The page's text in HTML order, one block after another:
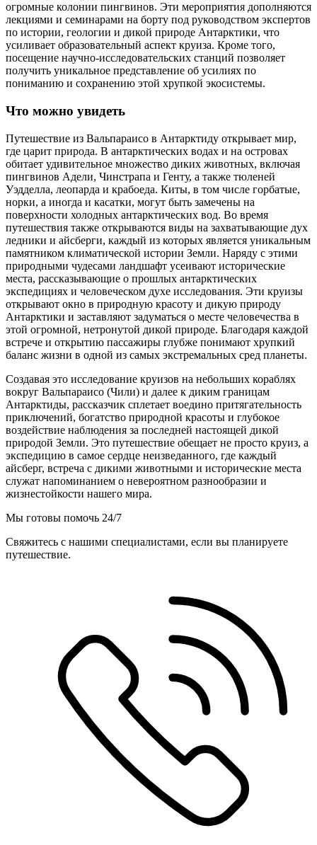
огромные колонии пингвинов. Эти мероприятия дополняются
лекциями и семинарами на борту под руководством экспертов
по истории, геологии и дикой природе Антарктики, что
усиливает образовательный аспект круиза. Кроме того,
посещение научно-исследовательских станций позволяет
получить уникальное представление об усилиях по
пониманию и сохранению этой хрупкой экосистемы.
Что можно увидеть
Путешествие из Вальпараисо в Антарктиду открывает мир,
где царит природа. В антарктических водах и на островах
обитает удивительное множество диких животных, включая
пингвинов Адели, Чинстрапа и Генту, а также тюленей
Уэдделла, леопарда и крабоеда. Киты, в том числе горбатые,
норки, а иногда и касатки, могут быть замечены на
поверхности холодных антарктических вод. Во время
путешествия также открываются виды на захватывающие дух
ледники и айсберги, каждый из которых является уникальным
памятником климатической истории Земли. Наряду с этими
природными чудесами ландшафт усеивают исторические
места, рассказывающие о прошлых антарктических
экспедициях и человеческом духе исследования. Эти круизы
открывают окно в природную красоту и дикую природу
Антарктики и заставляют задуматься о месте человечества в
этой огромной, нетронутой дикой природе. Благодаря каждой
встрече и открытию пассажиры глубже понимают хрупкий
баланс жизни в одной из самых экстремальных сред планеты.
Создавая это исследование круизов на небольших кораблях
вокруг Вальпараисо (Чили) и далее к диким границам
Антарктиды, рассказчик сплетает воедино притягательность
приключений, богатство природной красоты и глубокое
воздействие наблюдения за последней настоящей дикой
природой Земли. Это путешествие обещает не просто круиз, а
экспедицию в самое сердце неизведанного, где каждый
айсберг, встреча с дикими животными и исторические места
служат напоминанием о невероятном разнообразии и
жизнестойкости нашего мира.
Мы готовы помочь 24/7
Свяжитесь с нашими специалистами, если вы планируете
путешествие.